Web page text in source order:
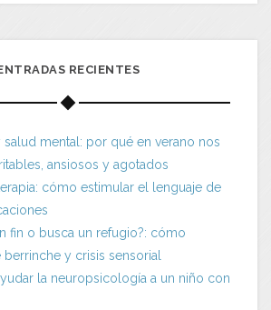
RECIENTES
mental: por qué en verano nos
ansiosos y agotados
cómo estimular el lenguaje de
fin o busca un refugio?: cómo
berrinche y crisis sensorial
la neuropsicología a un niño con